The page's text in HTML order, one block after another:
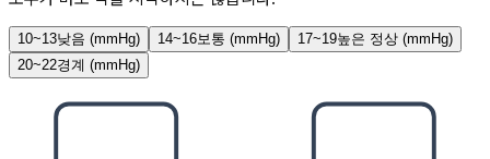
10~13낮음 (mmHg) 14~16보통 (mmHg) 17~19높은 정상 (mmHg)
20~22경계 (mmHg)